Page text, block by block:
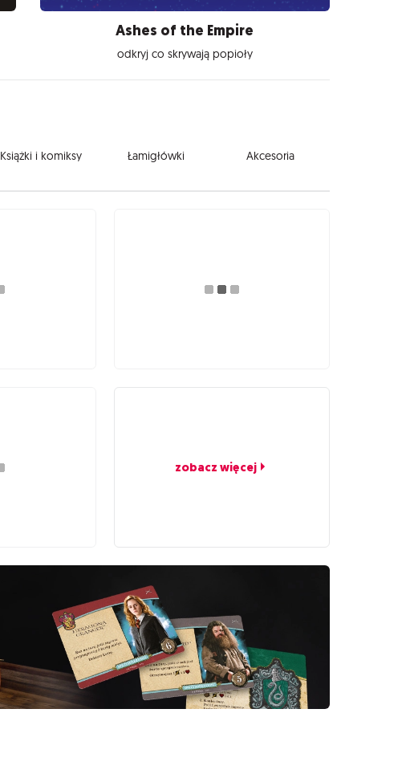
Ashes of the Empire
odkryj co skrywają popioły
Książki i komiksy Łamigłówki Akcesoria
zobacz więcej